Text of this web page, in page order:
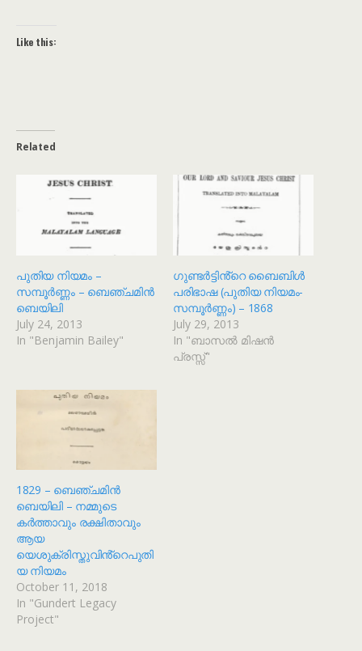
Like this:
Related
പുതിയ നിയമം –
സമ്പൂർണ്ണം – ബെഞ്ചമിൻ
ബെയിലി
July 24, 2013
In "Benjamin Bailey"
ഗുണ്ടർട്ടിൻ്റെ ബൈബിൾ
പരിഭാഷ (പുതിയ നിയമം-
സമ്പൂർണ്ണം) – 1868
July 29, 2013
In "ബാസൽ മിഷൻ
പ്രസ്സ്"
1829 – ബെഞ്ചമിൻ
ബെയിലി – നമ്മുടെ
കർത്താവും രക്ഷിതാവും
ആയ
യെശുക്രിസ്തുവിൻ്റെപുതി
യ നിയമം
October 11, 2018
In "Gundert Legacy
Project"